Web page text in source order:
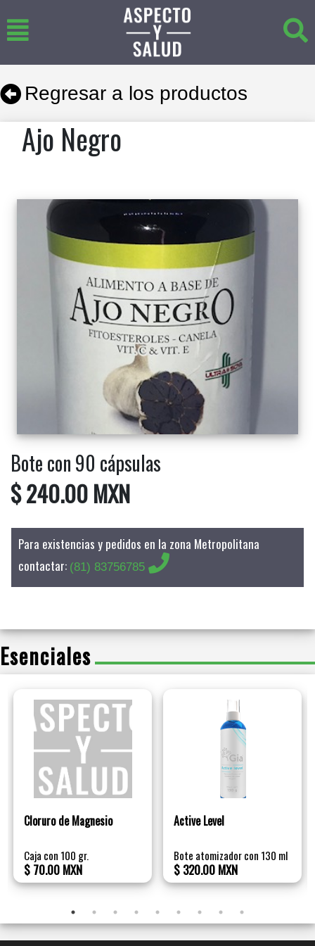
Regresar a los productos
Ajo Negro
Bote con 90 cápsulas
$ 240.00 MXN
Para existencias y pedidos en la zona Metropolitana
contactar: (81) 83756785
Esenciales
Cloruro de Magnesio
Caja con 100 gr.
$ 70.00 MXN
Active Level
Bote atomizador con 130 ml
$ 320.00 MXN